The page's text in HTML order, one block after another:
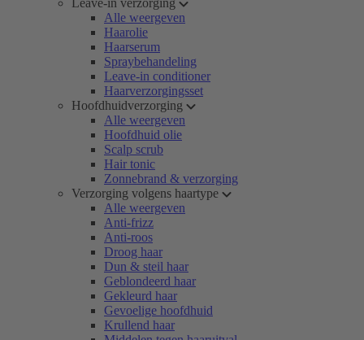
Leave-in verzorging
Alle weergeven
Haarolie
Haarserum
Spraybehandeling
Leave-in conditioner
Haarverzorgingsset
Hoofdhuidverzorging
Alle weergeven
Hoofdhuid olie
Scalp scrub
Hair tonic
Zonnebrand & verzorging
Verzorging volgens haartype
Alle weergeven
Anti-frizz
Anti-roos
Droog haar
Dun & steil haar
Geblondeerd haar
Gekleurd haar
Gevoelige hoofdhuid
Krullend haar